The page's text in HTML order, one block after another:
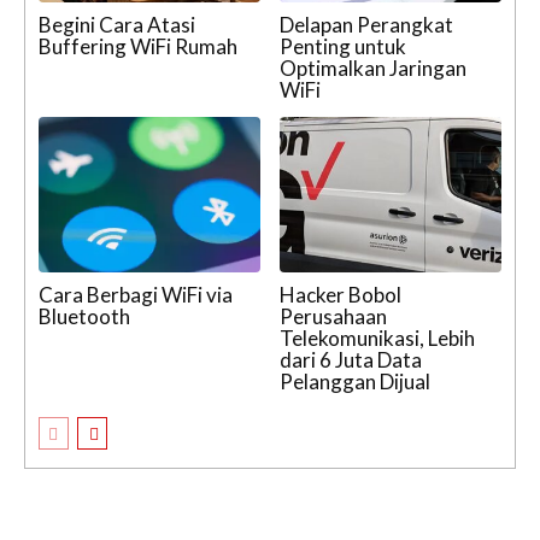
Begini Cara Atasi
Buffering WiFi Rumah
Delapan Perangkat
Penting untuk
Optimalkan Jaringan
WiFi
Cara Berbagi WiFi via
Bluetooth
Hacker Bobol
Perusahaan
Telekomunikasi, Lebih
dari 6 Juta Data
Pelanggan Dijual